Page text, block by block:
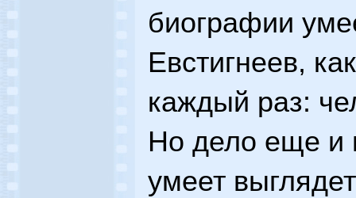
биографии
Евстигнеев,
каждый раз:
Но дело еще и
умеет